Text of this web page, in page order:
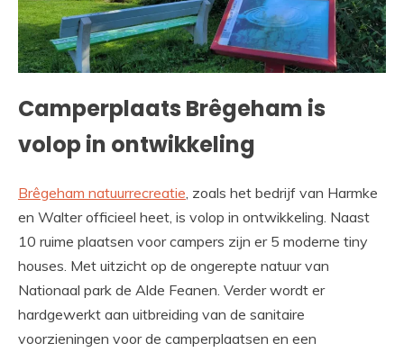
Camperplaats Brêgeham is
volop in ontwikkeling
Brêgeham natuurrecreatie , zoals het bedrijf van Harmke
en Walter officieel heet, is volop in ontwikkeling. Naast
10 ruime plaatsen voor campers zijn er 5 moderne tiny
houses. Met uitzicht op de ongerepte natuur van
Nationaal park de Alde Feanen. Verder wordt er
hardgewerkt aan uitbreiding van de sanitaire
voorzieningen voor de camperplaatsen en een